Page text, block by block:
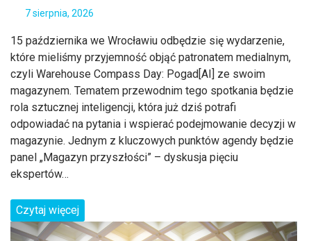
7 sierpnia, 2026
15 października we Wrocławiu odbędzie się wydarzenie,
które mieliśmy przyjemność objąć patronatem medialnym,
czyli Warehouse Compass Day: Pogad[AI] ze swoim
magazynem. Tematem przewodnim tego spotkania będzie
rola sztucznej inteligencji, która już dziś potrafi
odpowiadać na pytania i wspierać podejmowanie decyzji w
magazynie. Jednym z kluczowych punktów agendy będzie
panel „Magazyn przyszłości” – dyskusja pięciu
ekspertów…
Czytaj więcej